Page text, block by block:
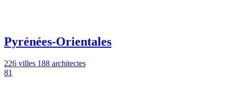
Pyrénées-Orientales
226 villes 188 architectes
81